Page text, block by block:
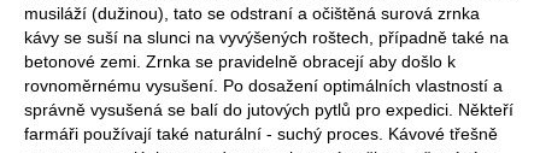
musiláží (dužinou), tato se odstraní a očištěná surová zrnka
kávy se suší na slunci na vyvýšených roštech, případně také na
betonové zemi. Zrnka se pravidelně obracejí aby došlo k
rovnoměrnému vysušení. Po dosažení optimálních vlastností a
správně vysušená se balí do jutových pytlů pro expedici. Někteří
farmáři používají také naturální - suchý proces. Kávové třešně